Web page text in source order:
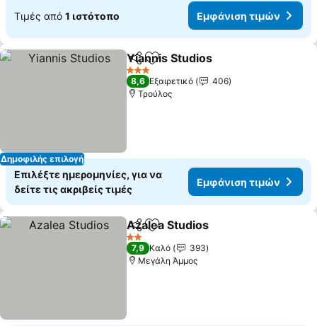
Τιμές από 1 ιστότοπο Εμφάνιση τιμών
Δημοφιλής επιλογή
Κοινοποίηση
Προσθήκη στα αγαπημένα
Yiannis Studios
3 Αστέρια
8,6 Εξαιρετικό
406
Τρούλος
Επιλέξτε ημερομηνίες, για να
δείτε τις ακριβείς τιμές
Εμφάνιση τιμών
Κοινοποίηση
Προσθήκη στα αγαπημένα
Azalea Studios
2 Αστέρια
7,9 Καλό
393
Μεγάλη Άμμος